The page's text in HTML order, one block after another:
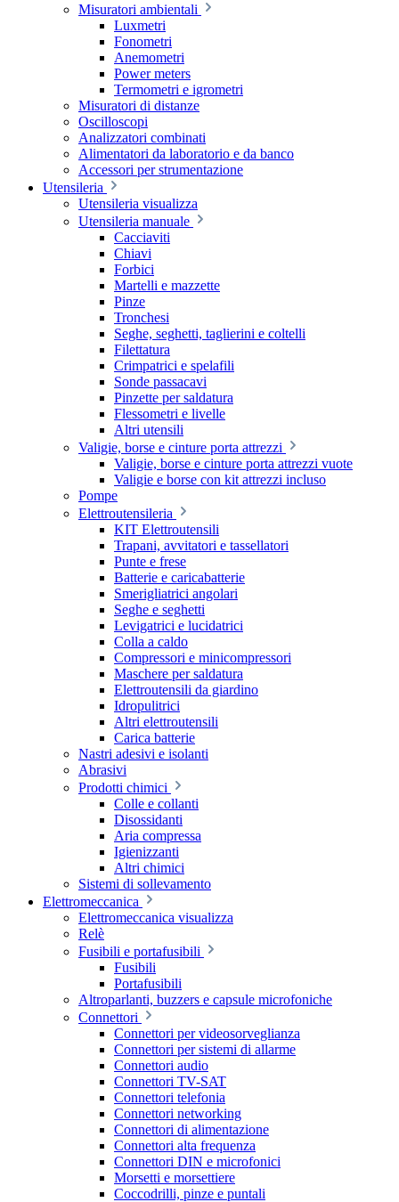
Misuratori ambientali
Luxmetri
Fonometri
Anemometri
Power meters
Termometri e igrometri
Misuratori di distanze
Oscilloscopi
Analizzatori combinati
Alimentatori da laboratorio e da banco
Accessori per strumentazione
Utensileria
Utensileria visualizza
Utensileria manuale
Cacciaviti
Chiavi
Forbici
Martelli e mazzette
Pinze
Tronchesi
Seghe, seghetti, taglierini e coltelli
Filettatura
Crimpatrici e spelafili
Sonde passacavi
Pinzette per saldatura
Flessometri e livelle
Altri utensili
Valigie, borse e cinture porta attrezzi
Valigie, borse e cinture porta attrezzi vuote
Valigie e borse con kit attrezzi incluso
Pompe
Elettroutensileria
KIT Elettroutensili
Trapani, avvitatori e tassellatori
Punte e frese
Batterie e caricabatterie
Smerigliatrici angolari
Seghe e seghetti
Levigatrici e lucidatrici
Colla a caldo
Compressori e minicompressori
Maschere per saldatura
Elettroutensili da giardino
Idropulitrici
Altri elettroutensili
Carica batterie
Nastri adesivi e isolanti
Abrasivi
Prodotti chimici
Colle e collanti
Disossidanti
Aria compressa
Igienizzanti
Altri chimici
Sistemi di sollevamento
Elettromeccanica
Elettromeccanica visualizza
Relè
Fusibili e portafusibili
Fusibili
Portafusibili
Altroparlanti, buzzers e capsule microfoniche
Connettori
Connettori per videosorveglianza
Connettori per sistemi di allarme
Connettori audio
Connettori TV-SAT
Connettori telefonia
Connettori networking
Connettori di alimentazione
Connettori alta frequenza
Connettori DIN e microfonici
Morsetti e morsettiere
Coccodrilli, pinze e puntali